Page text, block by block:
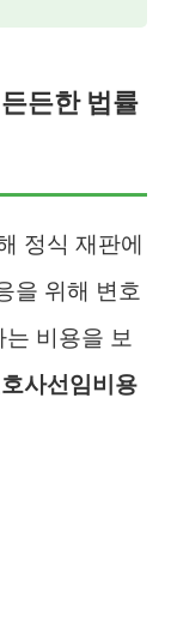
든한 법률
정식 재판에
을 위해 변호
비용을 보
사선임비용